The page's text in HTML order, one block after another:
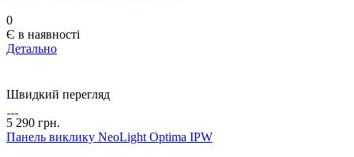
0
Є в наявності
Детально
Швидкий перегляд
5 290 грн.
Панель виклику NeoLight Optima IPW